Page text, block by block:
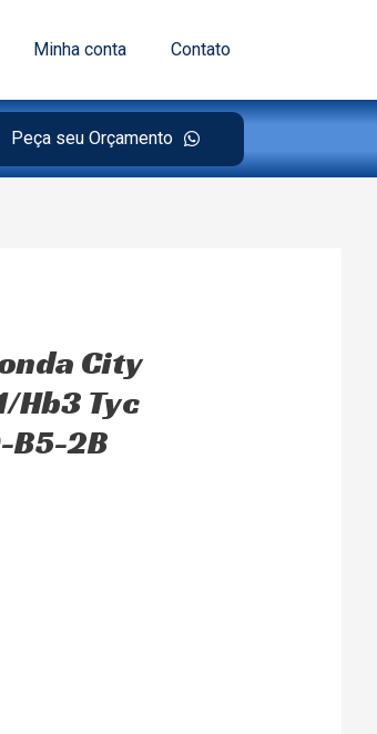
Minha conta Contato
Peça seu Orçamento
City
Hb3 Tyc
B5-2B